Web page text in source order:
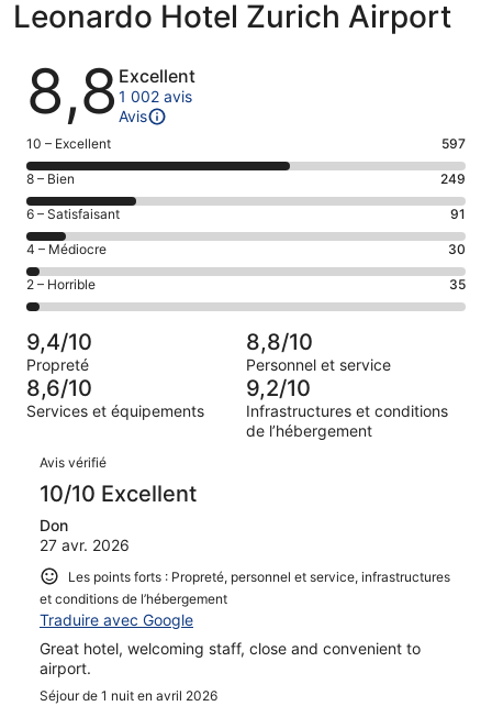
Leonardo Hotel Zurich Airport
Avis
8,8 Excellent
1 002 avis
Avis
Note
des
voyageurs
de 10
(Excellent),
d’après 597 avis
sur 1002.
10 – Excellent 597
Note
des
voyageurs
de 8
(Bien),
d’après 249 avis
sur 1002.
8 – Bien 249
Note
des
voyageurs
de 6
(Satisfaisant),
sur 1002.
6 – Satisfaisant 91
Note
des
voyageurs
de 4
(Médiocre),
d’après 30 avis
sur 1002.
4 – Médiocre 30
Note
des
voyageurs
de 2
(Horrible),
d’après 35 avis
sur 1002.
2 – Horrible 35
9,4/10
Propreté
8,8/10
Personnel et service
8,6/10
Services et équipements
9,2/10
Infrastructures et conditions
de l’hébergement
Avis
Avis vérifié
10/10 Excellent
Don
27 avr. 2026
Les points forts : Propreté, personnel et service, infrastructures
et conditions de l’hébergement
Traduire avec Google
Great hotel, welcoming staff, close and convenient to
airport.
Séjour de 1 nuit en avril 2026